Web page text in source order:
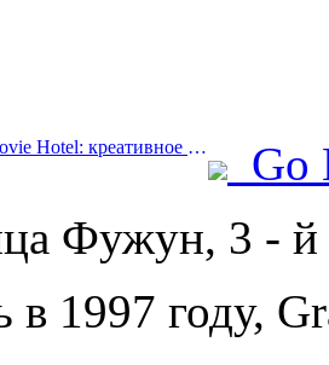
Prev:Blockbuster Movie Hotel: креативное сочетание кинокультуры и опыта проживания
Go
Фужун, 3 - й
в 1997 году,